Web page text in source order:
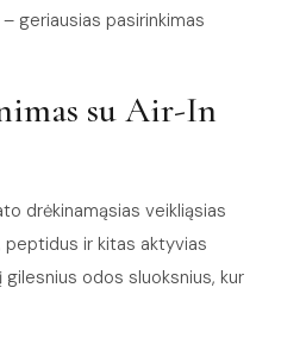
geriausias pasirinkimas
su Air-In
drėkinamąsias veikliąsias
peptidus ir kitas aktyvias
odos sluoksnius, kur